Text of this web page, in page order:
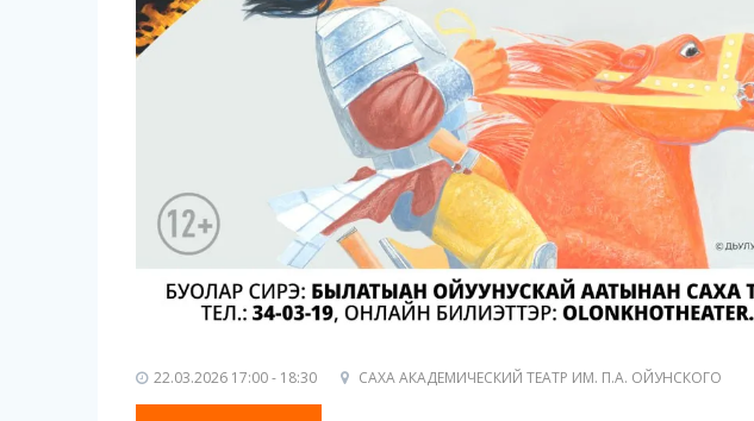
22.03.2026 17:00 - 18:30 САХА АКАДЕМИЧЕСКИЙ ТЕАТР ИМ. П.А. ОЙУНСКОГО